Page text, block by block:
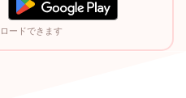
ードできます